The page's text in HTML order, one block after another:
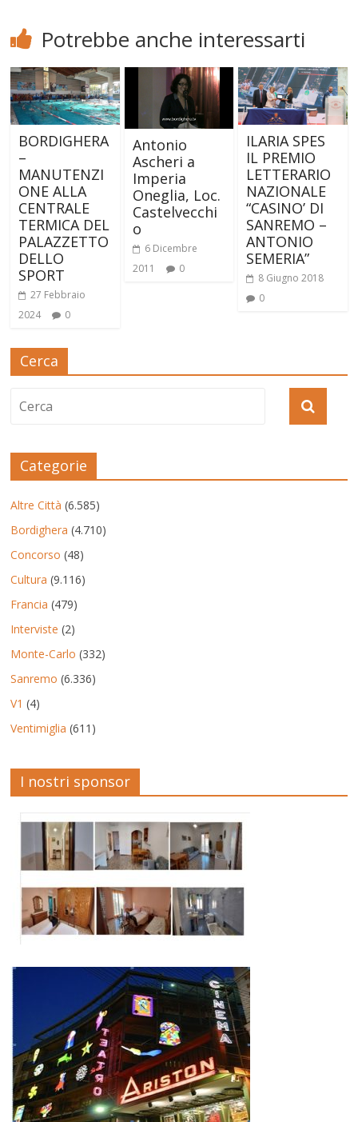
Potrebbe anche interessarti
BORDIGHERA
–
MANUTENZI
ONE ALLA
CENTRALE
TERMICA DEL
PALAZZETTO
DELLO
SPORT
27 Febbraio
2024
0
Antonio
Ascheri a
Imperia
Oneglia, Loc.
Castelvecchi
o
6 Dicembre
2011
0
ILARIA SPES
IL PREMIO
LETTERARIO
NAZIONALE
“CASINO’ DI
SANREMO –
ANTONIO
SEMERIA”
8 Giugno 2018
0
Cerca
Categorie
Altre Città (6.585)
Bordighera (4.710)
Concorso (48)
Cultura (9.116)
Francia (479)
Interviste (2)
Monte-Carlo (332)
Sanremo (6.336)
V1 (4)
Ventimiglia (611)
I nostri sponsor